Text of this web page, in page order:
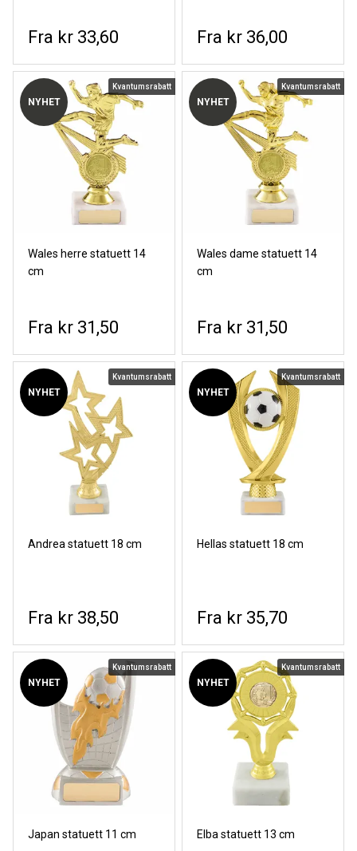
kr 33,60 kr 36,00
NYHET
Kvantumsrabatt
Wales herre statuett 14
cm
kr 31,50
NYHET
Kvantumsrabatt
Wales dame statuett 14
cm
kr 31,50
NYHET
Kvantumsrabatt
Andrea statuett 18 cm
kr 38,50
NYHET
Kvantumsrabatt
Hellas statuett 18 cm
kr 35,70
NYHET
Kvantumsrabatt
Japan statuett 11 cm
NYHET
Kvantumsrabatt
Elba statuett 13 cm